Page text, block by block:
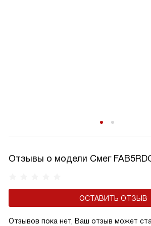
Отзывы о модели Смег
ОСТАВИТЬ ОТЗЫВ
Отзывов пока нет, Ваш отзыв может